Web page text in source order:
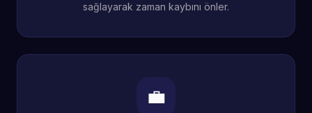
sağlayarak zaman kaybını önler.
💼